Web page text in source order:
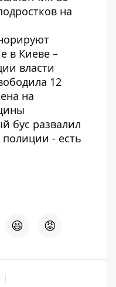
на
в Киеве –
власти
12
на
бус развалил
- есть
😆 😡